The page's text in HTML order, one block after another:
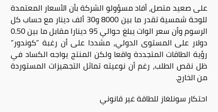
على صعيد متصل، أفاد مسؤولو الشركة بأن الأسعار المعتمدة
للوحة شمسية تقدر ما بين 8000 و30 ألف دينار مع حساب كل
الرسوم وأن سعر الوات يبلغ حوالي 95 دينارا مقابل ما بين 0.50
دولار على المستوى الدولي، مشددا على أن رغبة ”كوندور”
رؤية الطاقات المتجددة واقعا ولكن المنتج يواجه الكساد في
ظل نقص الطلب، رغم أن نوعيته تماثل التجهيزات المستوردة
من الخارج.
احتكار سونلغاز للطاقة غير قانوني